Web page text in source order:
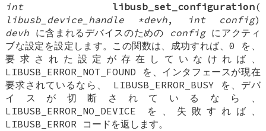
int
libusb_set_configuration(
libusb_device_handle *devh, int config)
devh に含まれるデバイスのための configにアクティ
ブな設定を設定します。この関数は、成功すれば、0 を、
要求された設定が存在していなければ、
LIBUSB_ERROR_NOT_FOUND を、インタフェースが現在
要求されているなら、 LIBUSB_ERROR_BUSY を、デバ
イスが切断されているなら、
LIBUSB_ERROR_NO_DEVICE を、失敗すれば、
LIBUSB_ERROR コードを返します。